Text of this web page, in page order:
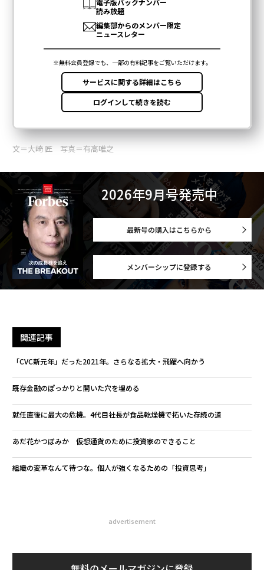
文＝大崎 匠 写真＝有高唯之
2026年9月号発売中
最新号の購入はこちらから
メンバーシップに登録する
関連記事
「CVC新元年」だった2021年。さらなる拡大・飛躍へ向かう
既存金融のぽっかりと開いた穴を埋める
就任直後に最大の危機。4代目社長が食品乾燥機で拓いた存続の道
あだ花かつぼみか 仮想通貨のために投資家のできること
組織の変革なんて待つな。個人が強くなるための「投資思考」
advertisement